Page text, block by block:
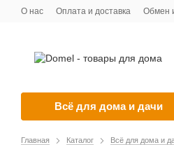
О нас Оплата и доставка Обмен
Всё для дома и дачи
Главная Каталог Всё для дома и